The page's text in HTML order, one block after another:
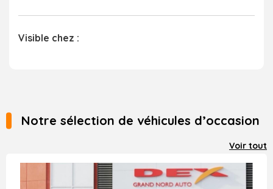
Visible chez :
Notre sélection de véhicules d’occasion
Voir tout